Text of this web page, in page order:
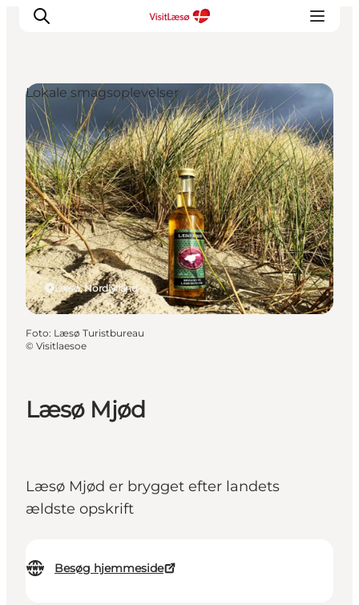
Læsø Mjød
Læsø Mjød er brygget efter landets
ældste opskrift
Besøg hjemmeside
Læsø, Nordjylland
Lokale smagsoplevelser
Foto: Læsø Turistbureau
© Visitlaesoe